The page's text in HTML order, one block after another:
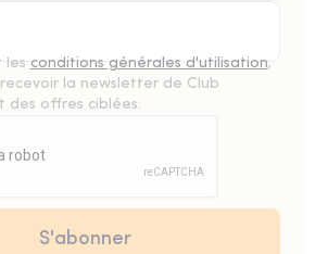
les conditions générales d'utilisation,
la newsletter de Club
des offres ciblées.